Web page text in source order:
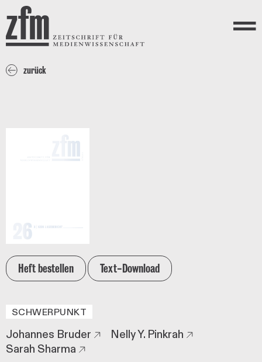
Direkt zum Inhalt
ZEITSCHRIFT FÜR
MEDIENWISSENSCHAFT
Menü
zurück
Heft bestellen Text-Download
SCHWERPUNKT
Johannes Bruder
Nelly Y. Pinkrah
Sarah Sharma